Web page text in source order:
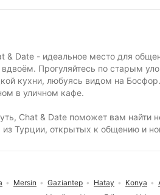
Date - идеальное место для
Прогуляйтесь по старым
кухни, любуясь видом на
в уличном кафе.
Chat & Date поможет вам
Турции, открытых к общению и
Mersin Gaziantep Hatay Konya